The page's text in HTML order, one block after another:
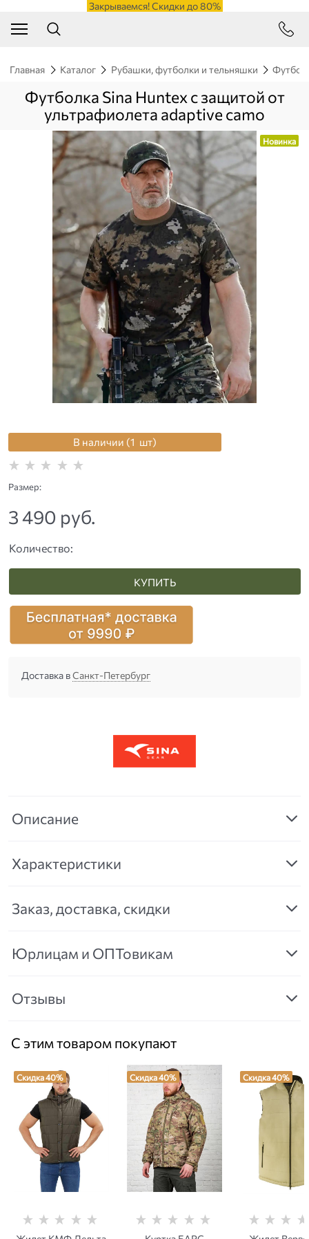
Закрываемся! Скидки до 80%
Главная Каталог Рубашки, футболки и тельняшки
Футболка Sina Huntex с защитой от
ультрафиолета аdaptive сamo
Новинка
В наличии (1 шт)
Размер:
3 490 руб.
Количество:
КУПИТЬ
Доставка вСанкт-Петербург
Описание
Характеристики
Заказ, доставка, скидки
Юрлицам и ОПТовикам
Отзывы
С этим товаром покупают
Скидка 40% Скидка 40% Скидка 40%